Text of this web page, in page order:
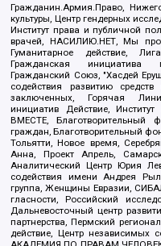
Гражданин.Армия.Право,
культуры, Центр гендерных
Институт права и публичной
врачей, НАСИЛИЮ.НЕТ, Мы
Гуманитарное действие,
Гражданская инициатива
Гражданский Союз, "Хасдей
содействия развитию
заключенных, Горячая
инициатив Действие,
ВМЕСТЕ,
граждан, Благотворительный
Тольятти, Новое время,
Анна, Проект Апрель,
Аналитический Центр Юрия
содействия имени Андрея
группа, Женщины Евразии,
гласности, Российский
Дальневосточный центр
партнерства, Пермский
действие, Центр независимых